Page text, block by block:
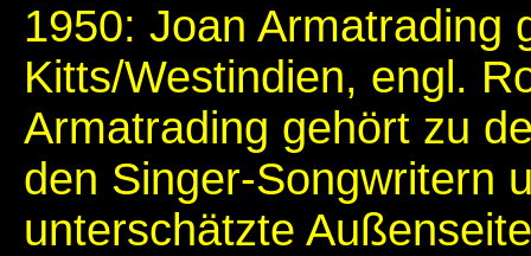
1950: Joan Armatrading
Kitts/Westindien, engl.
Armatrading gehört zu
den Singer-Songwritern
unterschätzte